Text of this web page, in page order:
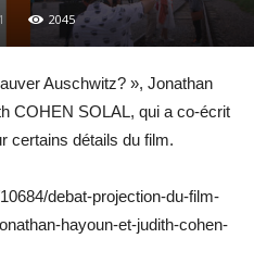
2045
Auschwitz? », Jonathan
COHEN SOLAL, qui a co-écrit
certains détails du film.
debat-projection-du-film-
hayoun-et-judith-cohen-